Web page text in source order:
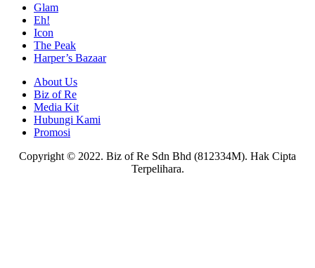
Glam
Eh!
Icon
The Peak
Harper’s Bazaar
About Us
Biz of Re
Media Kit
Hubungi Kami
Promosi
Copyright © 2022. Biz of Re Sdn Bhd (812334M). Hak Cipta
Terpelihara.